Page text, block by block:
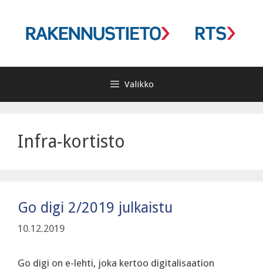
Valikko
Infra-kortisto
Go digi 2/2019 julkaistu
10.12.2019
Go digi on e-lehti, joka kertoo digitalisaation